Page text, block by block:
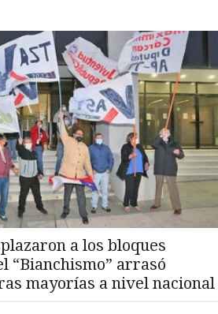
a los bloques
“Bianchismo” arrasó
mayorías a nivel nacional